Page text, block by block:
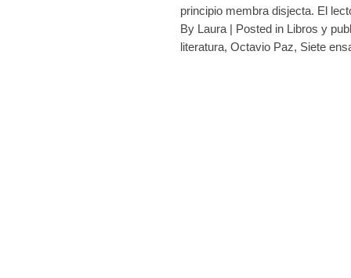
principio membra disjecta. El
By Laura | Posted in Libros y
literatura, Octavio Paz, Siete